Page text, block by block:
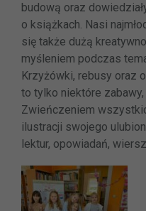
budową oraz
o książkach. Nasi
się także dużą
myśleniem podczas
Krzyżówki, rebusy oraz
to tylko niektóre
Zwieńczeniem
ilustracji swojego
lektur, opowiadań,